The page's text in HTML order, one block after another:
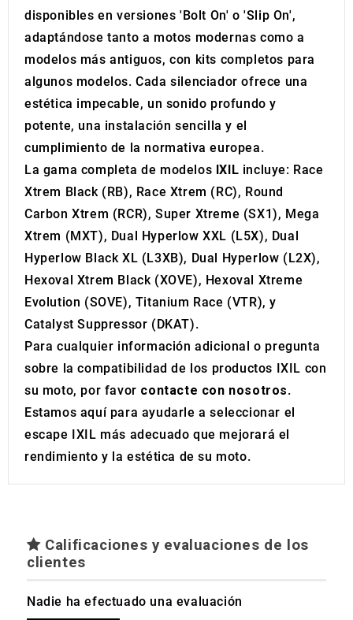
disponibles en versiones 'Bolt On' o 'Slip On',
adaptándose tanto a motos modernas como a
modelos más antiguos, con kits completos para
algunos modelos. Cada silenciador ofrece una
estética impecable, un sonido profundo y
potente, una instalación sencilla y el
cumplimiento de la normativa europea.
La gama completa de modelos IXIL incluye: Race
Xtrem Black (RB), Race Xtrem (RC), Round
Carbon Xtrem (RCR), Super Xtreme (SX1), Mega
Xtrem (MXT), Dual Hyperlow XXL (L5X), Dual
Hyperlow Black XL (L3XB), Dual Hyperlow (L2X),
Hexoval Xtrem Black (XOVE), Hexoval Xtreme
Evolution (SOVE), Titanium Race (VTR), y
Catalyst Suppressor (DKAT).
Para cualquier información adicional o pregunta
sobre la compatibilidad de los productos IXIL con
su moto, por favor contacte con nosotros.
Estamos aquí para ayudarle a seleccionar el
escape IXIL más adecuado que mejorará el
rendimiento y la estética de su moto.
Calificaciones y evaluaciones de los
clientes
Nadie ha efectuado una evaluación